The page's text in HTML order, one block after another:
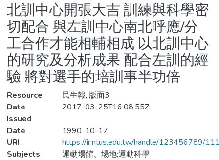
Statistics
北訓中心開張大吉 訓練與科學密
切配合 與左訓中心南北呼應/分
工合作才能相輔相成 以北訓中心
的研究及分析成果 配合左訓的經
驗 將對選手的培訓事半功倍
Resource
民生報, 版面3
Date
Issued
2017-03-25T16:08:55Z
Date
1990-10-17
URI
https://ir.ntus.edu.tw/handle/123456789/
Subjects
運動場館、場地;運動科學